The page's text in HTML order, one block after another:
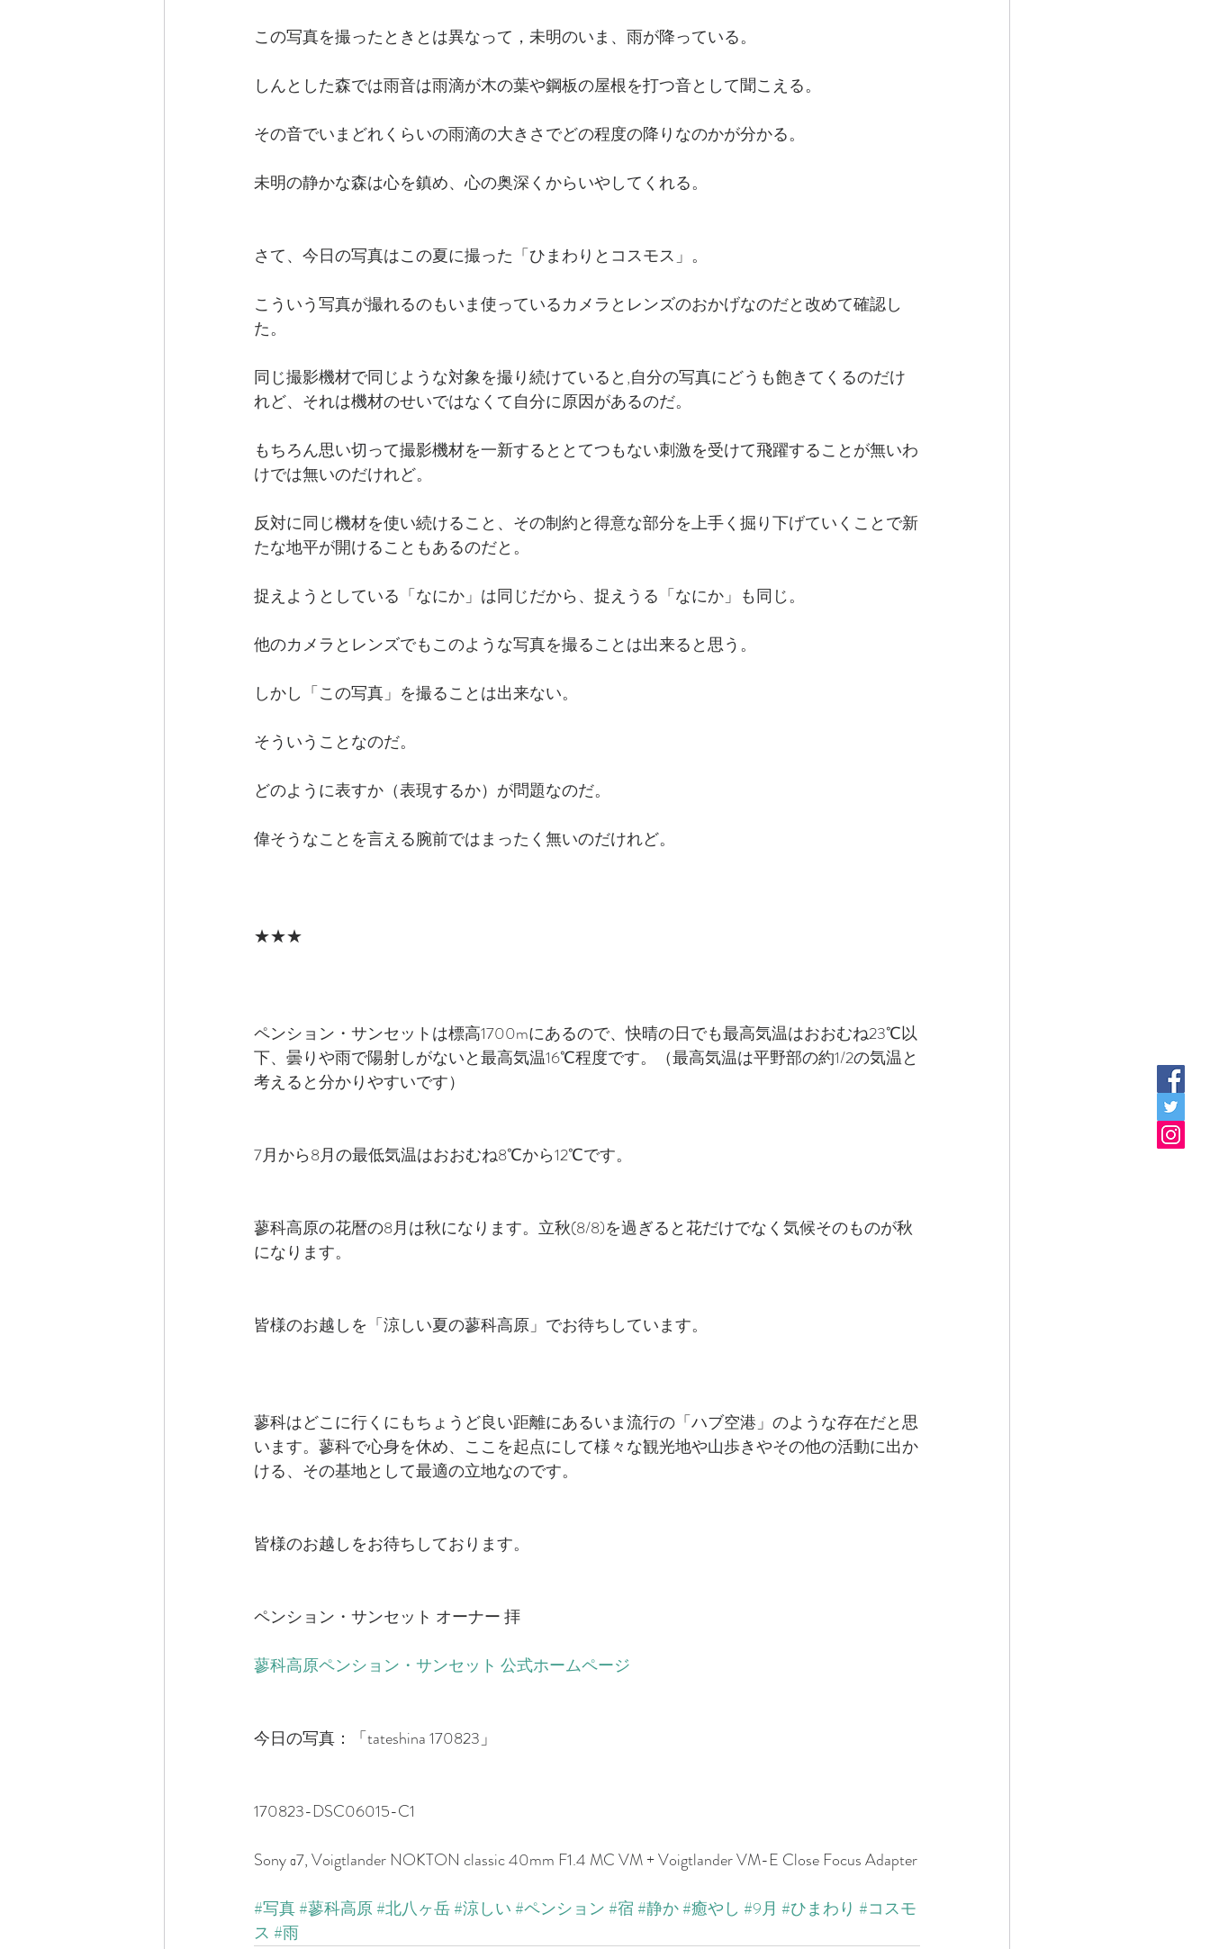
この写真を撮ったときとは異なって，未明のいま、雨が降っている。
しんとした森では雨音は雨滴が木の葉や鋼板の屋根を打つ音として聞こえる。
その音でいまどれくらいの雨滴の大きさでどの程度の降りなのかが分かる。
未明の静かな森は心を鎮め、心の奥深くからいやしてくれる。
さて、今日の写真はこの夏に撮った「ひまわりとコスモス」。
こういう写真が撮れるのもいま使っているカメラとレンズのおかげなのだと改めて確認し
た。
同じ撮影機材で同じような対象を撮り続けていると,自分の写真にどうも飽きてくるのだけ
れど、それは機材のせいではなくて自分に原因があるのだ。
もちろん思い切って撮影機材を一新するととてつもない刺激を受けて飛躍することが無いわ
けでは無いのだけれど。
反対に同じ機材を使い続けること、その制約と得意な部分を上手く掘り下げていくことで新
たな地平が開けることもあるのだと。
捉えようとしている「なにか」は同じだから、捉えうる「なにか」も同じ。
他のカメラとレンズでもこのような写真を撮ることは出来ると思う。
しかし「この写真」を撮ることは出来ない。
そういうことなのだ。
どのように表すか（表現するか）が問題なのだ。
偉そうなことを言える腕前ではまったく無いのだけれど。
★★★
ペンション・サンセットは標高1700mにあるので、快晴の日でも最高気温はおおむね23℃以
下、曇りや雨で陽射しがないと最高気温16℃程度です。（最高気温は平野部の約1/2の気温と
考えると分かりやすいです）
7月から8月の最低気温はおおむね8℃から12℃です。
蓼科高原の花暦の8月は秋になります。立秋(8/8)を過ぎると花だけでなく気候そのものが秋
になります。
皆様のお越しを「涼しい夏の蓼科高原」でお待ちしています。
蓼科はどこに行くにもちょうど良い距離にあるいま流行の「ハブ空港」のような存在だと思
います。蓼科で心身を休め、ここを起点にして様々な観光地や山歩きやその他の活動に出か
ける、その基地として最適の立地なのです。
皆様のお越しをお待ちしております。
ペンション・サンセット オーナー 拝
蓼科高原ペンション・サンセット 公式ホームページ
今日の写真：「tateshina 170823」
170823-DSC06015-C1
Sony α7, Voigtlander NOKTON classic 40mm F1.4 MC VM + Voigtlander VM-E Close Focus Adapter
#写真#蓼科高原#北八ヶ岳#涼しい#ペンション#宿#静か#癒やし #9月 #ひまわり #コスモ
ス #雨